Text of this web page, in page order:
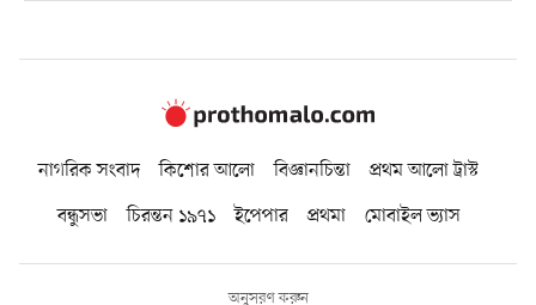
নাগরিক সংবাদ কিশোর আলো বিজ্ঞানচিন্তা
প্রথম আলো ট্রাস্ট
বন্ধুসভা
চিরন্তন ১৯৭১ ইপেপার প্রথমা মোবাইল ভ্যাস
অনুসরণ করুন